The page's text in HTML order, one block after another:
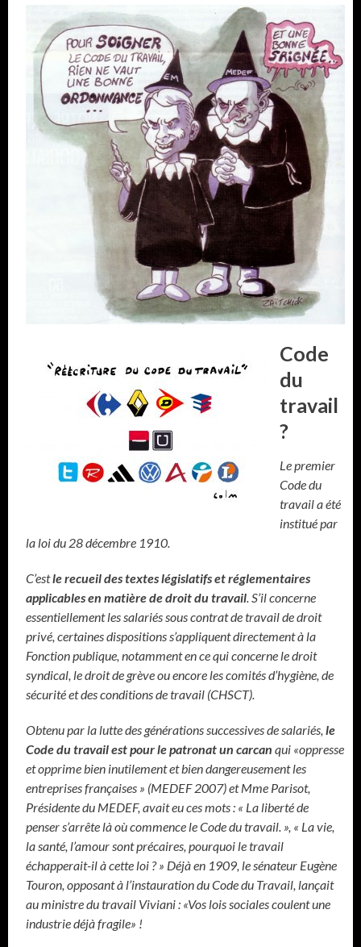
Code
du
travail
?
Le premier
Code du
travail a été
institué par
la loi du 28 décembre 1910.
C’estle recueil des textes législatifs et réglementaires
applicables en matière de droit du travail . S’il concerne
essentiellement les salariés sous contrat de travail de droit
privé, certaines dispositions s’appliquent directement à la
Fonction publique, notamment en ce qui concerne le droit
syndical, le droit de grève ou encore les comités d’hygiène, de
sécurité et des conditions de travail (CHSCT).
Obtenu par la lutte des générations successives de salariés,le
Code du travail est pour le patronat un carcanqui «oppresse
et opprime bien inutilement et bien dangereusement les
entreprises françaises » (MEDEF 2007) et Mme Parisot,
Présidente du MEDEF, avait eu ces mots : « La liberté de
penser s’arrête là où commence le Code du travail. », « La vie,
la santé, l’amour sont précaires, pourquoi le travail
échapperait-il à cette loi ? » Déjà en 1909, le sénateur Eugène
Touron, opposant à l’instauration du Code du Travail, lançait
au ministre du travail Viviani : «Vos lois sociales coulent une
industrie déjà fragile» !